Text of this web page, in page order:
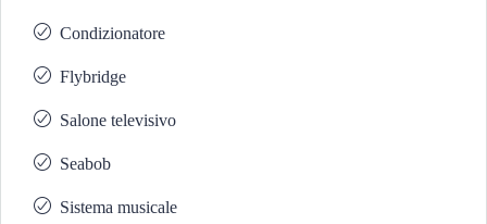
Condizionatore
Flybridge
Salone televisivo
Seabob
Sistema musicale